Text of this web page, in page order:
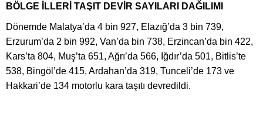
BÖLGE İLLERİ TAŞIT DEVİR SAYILARI DAĞILIMI
Dönemde Malatya’da 4 bin 927, Elazığ’da 3 bin 739,
Erzurum’da 2 bin 992, Van’da bin 738, Erzincan’da bin 422,
Kars’ta 804, Muş’ta 651, Ağrı’da 566, Iğdır’da 501, Bitlis’te
538, Bingöl’de 415, Ardahan’da 319, Tunceli’de 173 ve
Hakkari’de 134 motorlu kara taşıtı devredildi.